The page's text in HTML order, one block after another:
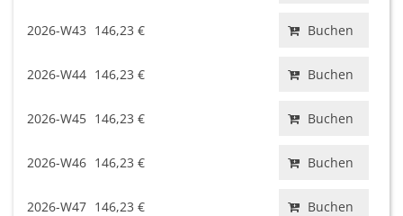
2026-W43 146,23 € Buchen
2026-W44 146,23 € Buchen
2026-W45 146,23 € Buchen
2026-W46 146,23 € Buchen
2026-W47 146,23 € Buchen